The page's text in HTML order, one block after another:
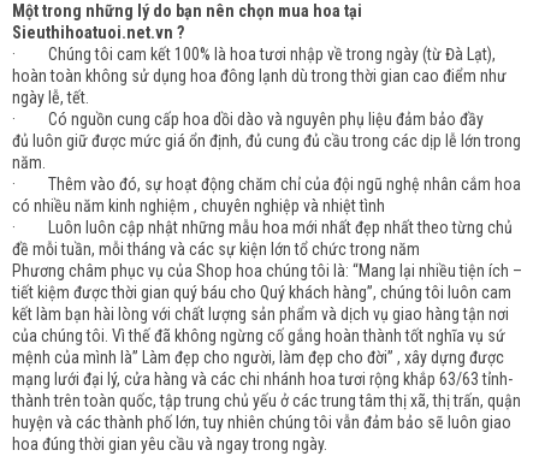
Một trong những lý do bạn nên chọn mua hoa tại
Sieuthihoatuoi.net.vn ?
· Chúng tôi cam kết 100% là hoa tươi nhập về trong ngày (từ Đà Lạt),
hoàn toàn không sử dụng hoa đông lạnh dù trong thời gian cao điểm như
ngày lễ, tết.
· Có nguồn cung cấp hoa dồi dào và nguyên phụ liệu đảm bảo đầy
đủ luôn giữ được mức giá ổn định, đủ cung đủ cầu trong các dịp lễ lớn trong
năm.
· Thêm vào đó, sự hoạt động chăm chỉ của đội ngũ nghệ nhân cắm hoa
có nhiều năm kinh nghiệm , chuyên nghiệp và nhiệt tình
· Luôn luôn cập nhật những mẫu hoa mới nhất đẹp nhất theo từng chủ
đề mỗi tuần, mỗi tháng và các sự kiện lớn tổ chức trong năm
Phương châm phục vụ của Shop hoa chúng tôi là: “Mang lại nhiều tiện ích –
tiết kiệm được thời gian quý báu cho Quý khách hàng”, chúng tôi luôn cam
kết làm bạn hài lòng với chất lượng sản phẩm và dịch vụ giao hàng tận nơi
của chúng tôi. Vì thế đã không ngừng cố gắng hoàn thành tốt nghĩa vụ sứ
mệnh của mình là” Làm đẹp cho người, làm đẹp cho đời” , xây dựng được
mạng lưới đại lý, cửa hàng và các chi nhánh hoa tươi rộng khắp 63/63 tỉnh-
thành trên toàn quốc, tập trung chủ yếu ở các trung tâm thị xã, thị trấn, quận
huyện và các thành phố lớn, tuy nhiên chúng tôi vẫn đảm bảo sẽ luôn giao
hoa đúng thời gian yêu cầu và ngay trong ngày.